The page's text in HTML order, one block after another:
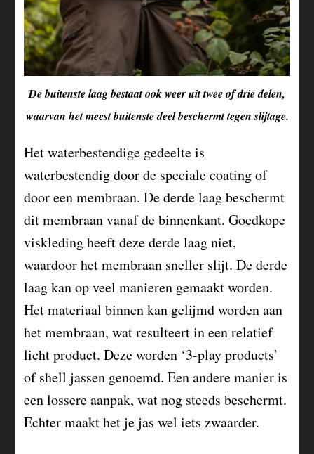
De buitenste laag bestaat ook weer uit twee of drie delen,
waarvan het meest buitenste deel beschermt tegen slijtage.
Het waterbestendige gedeelte is
waterbestendig door de speciale coating of
door een membraan. De derde laag beschermt
dit membraan vanaf de binnenkant. Goedkope
viskleding heeft deze derde laag niet,
waardoor het membraan sneller slijt. De derde
laag kan op veel manieren gemaakt worden.
Het materiaal binnen kan gelijmd worden aan
het membraan, wat resulteert in een relatief
licht product. Deze worden ‘3-play products’
of shell jassen genoemd. Een andere manier is
een lossere aanpak, wat nog steeds beschermt.
Echter maakt het je jas wel iets zwaarder.